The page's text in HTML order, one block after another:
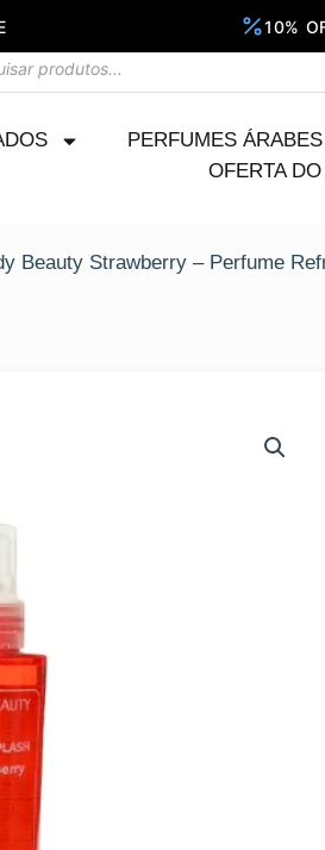
PERFUMES ÁRABES
OFERTA
Beauty Strawberry – Perfume